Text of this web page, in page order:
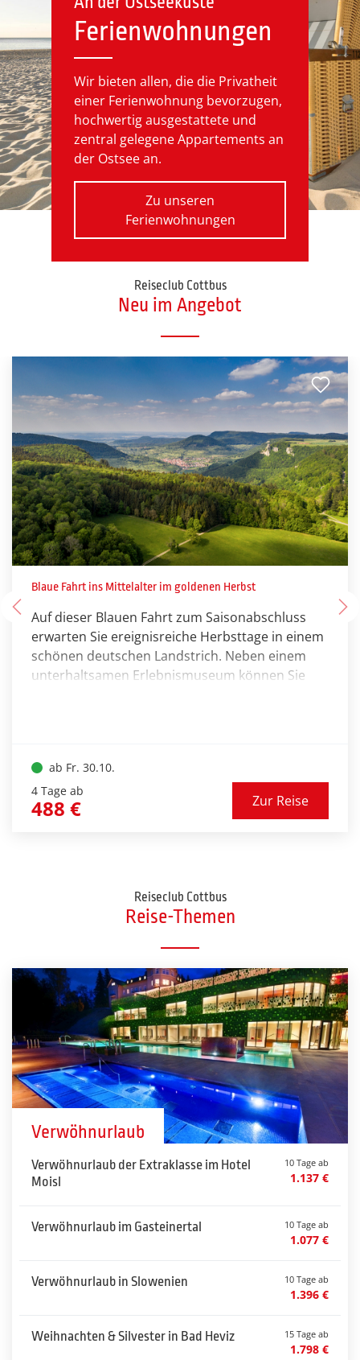
Ferienwohnungen
Wir bieten allen, die die Privatheit
einer Ferienwohnung bevorzugen,
hochwertig ausgestattete und
zentral gelegene Appartements an
der Ostsee an.
Zu unseren
Ferienwohnungen
Reiseclub Cottbus
Neu im Angebot
Blaue Fahrt ins Mittelalter im goldenen Herbst
Auf dieser Blauen Fahrt zum Saisonabschluss
erwarten Sie ereignisreiche Herbsttage in einem
schönen deutschen Landstrich. Neben einem
unterhaltsamen Erlebnismuseum können Sie
ab Fr. 30.10.
4 Tage ab
488 € Zur Reise
Reiseclub Cottbus
Reise-Themen
Verwöhnurlaub
Verwöhnurlaub der Extraklasse im Hotel
Moisl
10 Tage ab
1.137 €
Verwöhnurlaub im Gasteinertal 10 Tage ab
1.077 €
Verwöhnurlaub in Slowenien 10 Tage ab
1.396 €
Weihnachten & Silvester in Bad Heviz 15 Tage ab
1.798 €